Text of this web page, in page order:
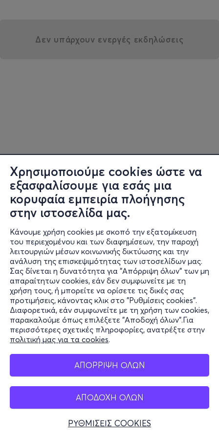
Χρησιμοποιούμε cookies ώστε να
εξασφαλίσουμε για εσάς μια
κορυφαία εμπειρία πλοήγησης
στην ιστοσελίδα μας.
Κάνουμε χρήση cookies με σκοπό την εξατομίκευση
του περιεχομένου και των διαφημίσεων, την παροχή
λειτουργιών μέσων κοινωνικής δικτύωσης και την
ανάλυση της επισκεψιμότητας των ιστοσελίδων μας.
Σας δίνεται η δυνατότητα για "Απόρριψη όλων" των μη
απαραίτητων cookies, εάν δεν συμφωνείτε με τη
χρήση τους, ή μπορείτε να ορίσετε τις δικές σας
προτιμήσεις, κάνοντας κλικ στο "Ρυθμίσεις cookies".
Διαφορετικά, εάν συμφωνείτε με τη χρήση των cookies,
παρακαλούμε όπως επιλέξετε "Αποδοχή όλων".Για
περισσότερες σχετικές πληροφορίες, ανατρέξτε στην
πολιτική μας για τα cookies.
ΑΠΟΡΡΙΨΗ ΟΛΩΝ
ΑΠΟΔΟΧΗ ΟΛΩΝ
ΡΥΘΜΙΣΕΙΣ COOKIES
Δεν υπάρχουν ενεργές εκδηλώσεις